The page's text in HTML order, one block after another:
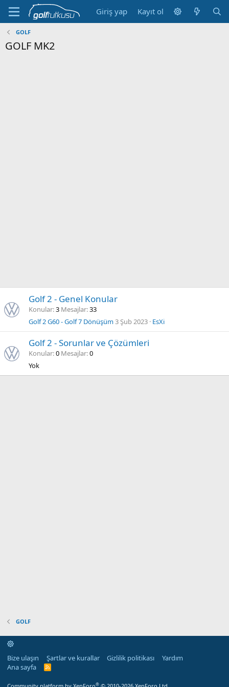
Giriş yap Kayıt ol
GOLF
GOLF MK2
Golf 2 - Genel Konular
Konular 3 Mesajlar 33
Golf 2 G60 - Golf 7 Dönüşüm3 Şub 2023 EsXi
Golf 2 - Sorunlar ve Çözümleri
Konular 0 Mesajlar 0
Yok
GOLF
Bize ulaşın Şartlar ve kurallar Gizlilik politikası
Yardım
Ana sayfa
R
®